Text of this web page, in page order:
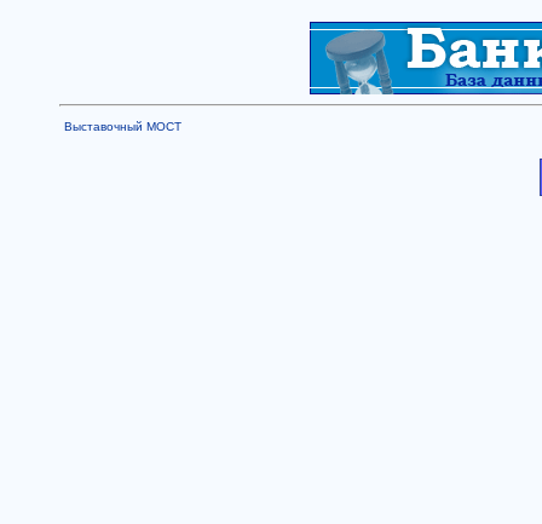
Выставочный МОСТ